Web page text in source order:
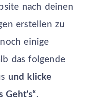
nach deinen
erstellen zu
einige
das folgende
und klicke
Geht's“.